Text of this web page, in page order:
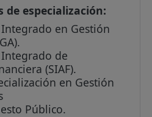
de especialización:
en Gestión
de
(SIAF).
en Gestión
Público.